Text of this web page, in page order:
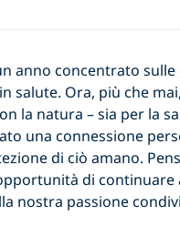
anno concentrato sulle
salute. Ora, più che mai,
la natura – sia per la
una connessione
di ciò amano.
di continuare
nostra passione